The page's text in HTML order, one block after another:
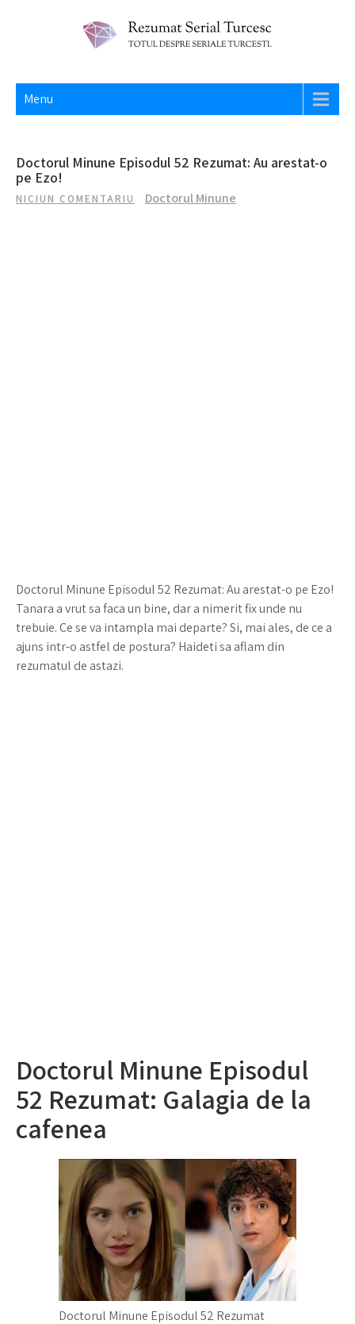
REZUMAT SERIAL TURCESC
Menu
Doctorul Minune Episodul 52 Rezumat: Au arestat-o
pe Ezo!
NICIUN COMENTARIU Doctorul Minune
Doctorul Minune Episodul 52 Rezumat: Au arestat-o pe Ezo!
Tanara a vrut sa faca un bine, dar a nimerit fix unde nu
trebuie. Ce se va intampla mai departe? Si, mai ales, de ce a
ajuns intr-o astfel de postura? Haideti sa aflam din
rezumatul de astazi.
Doctorul Minune Episodul
52 Rezumat: Galagia de la
cafenea
Doctorul Minune Episodul 52 Rezumat